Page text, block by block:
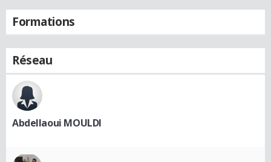
Formations
Réseau
Abdellaoui MOULDI